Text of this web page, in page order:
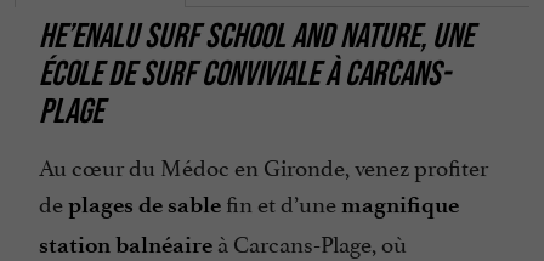
HE’ENALU SURF SCHOOL AND NATURE, UNE
ÉCOLE DE SURF CONVIVIALE À CARCANS-
PLAGE
Au cœur du Médoc en Gironde, venez profiter
deplages de sable fin et d’une magnifique
station balnéaire à Carcans-Plage, où